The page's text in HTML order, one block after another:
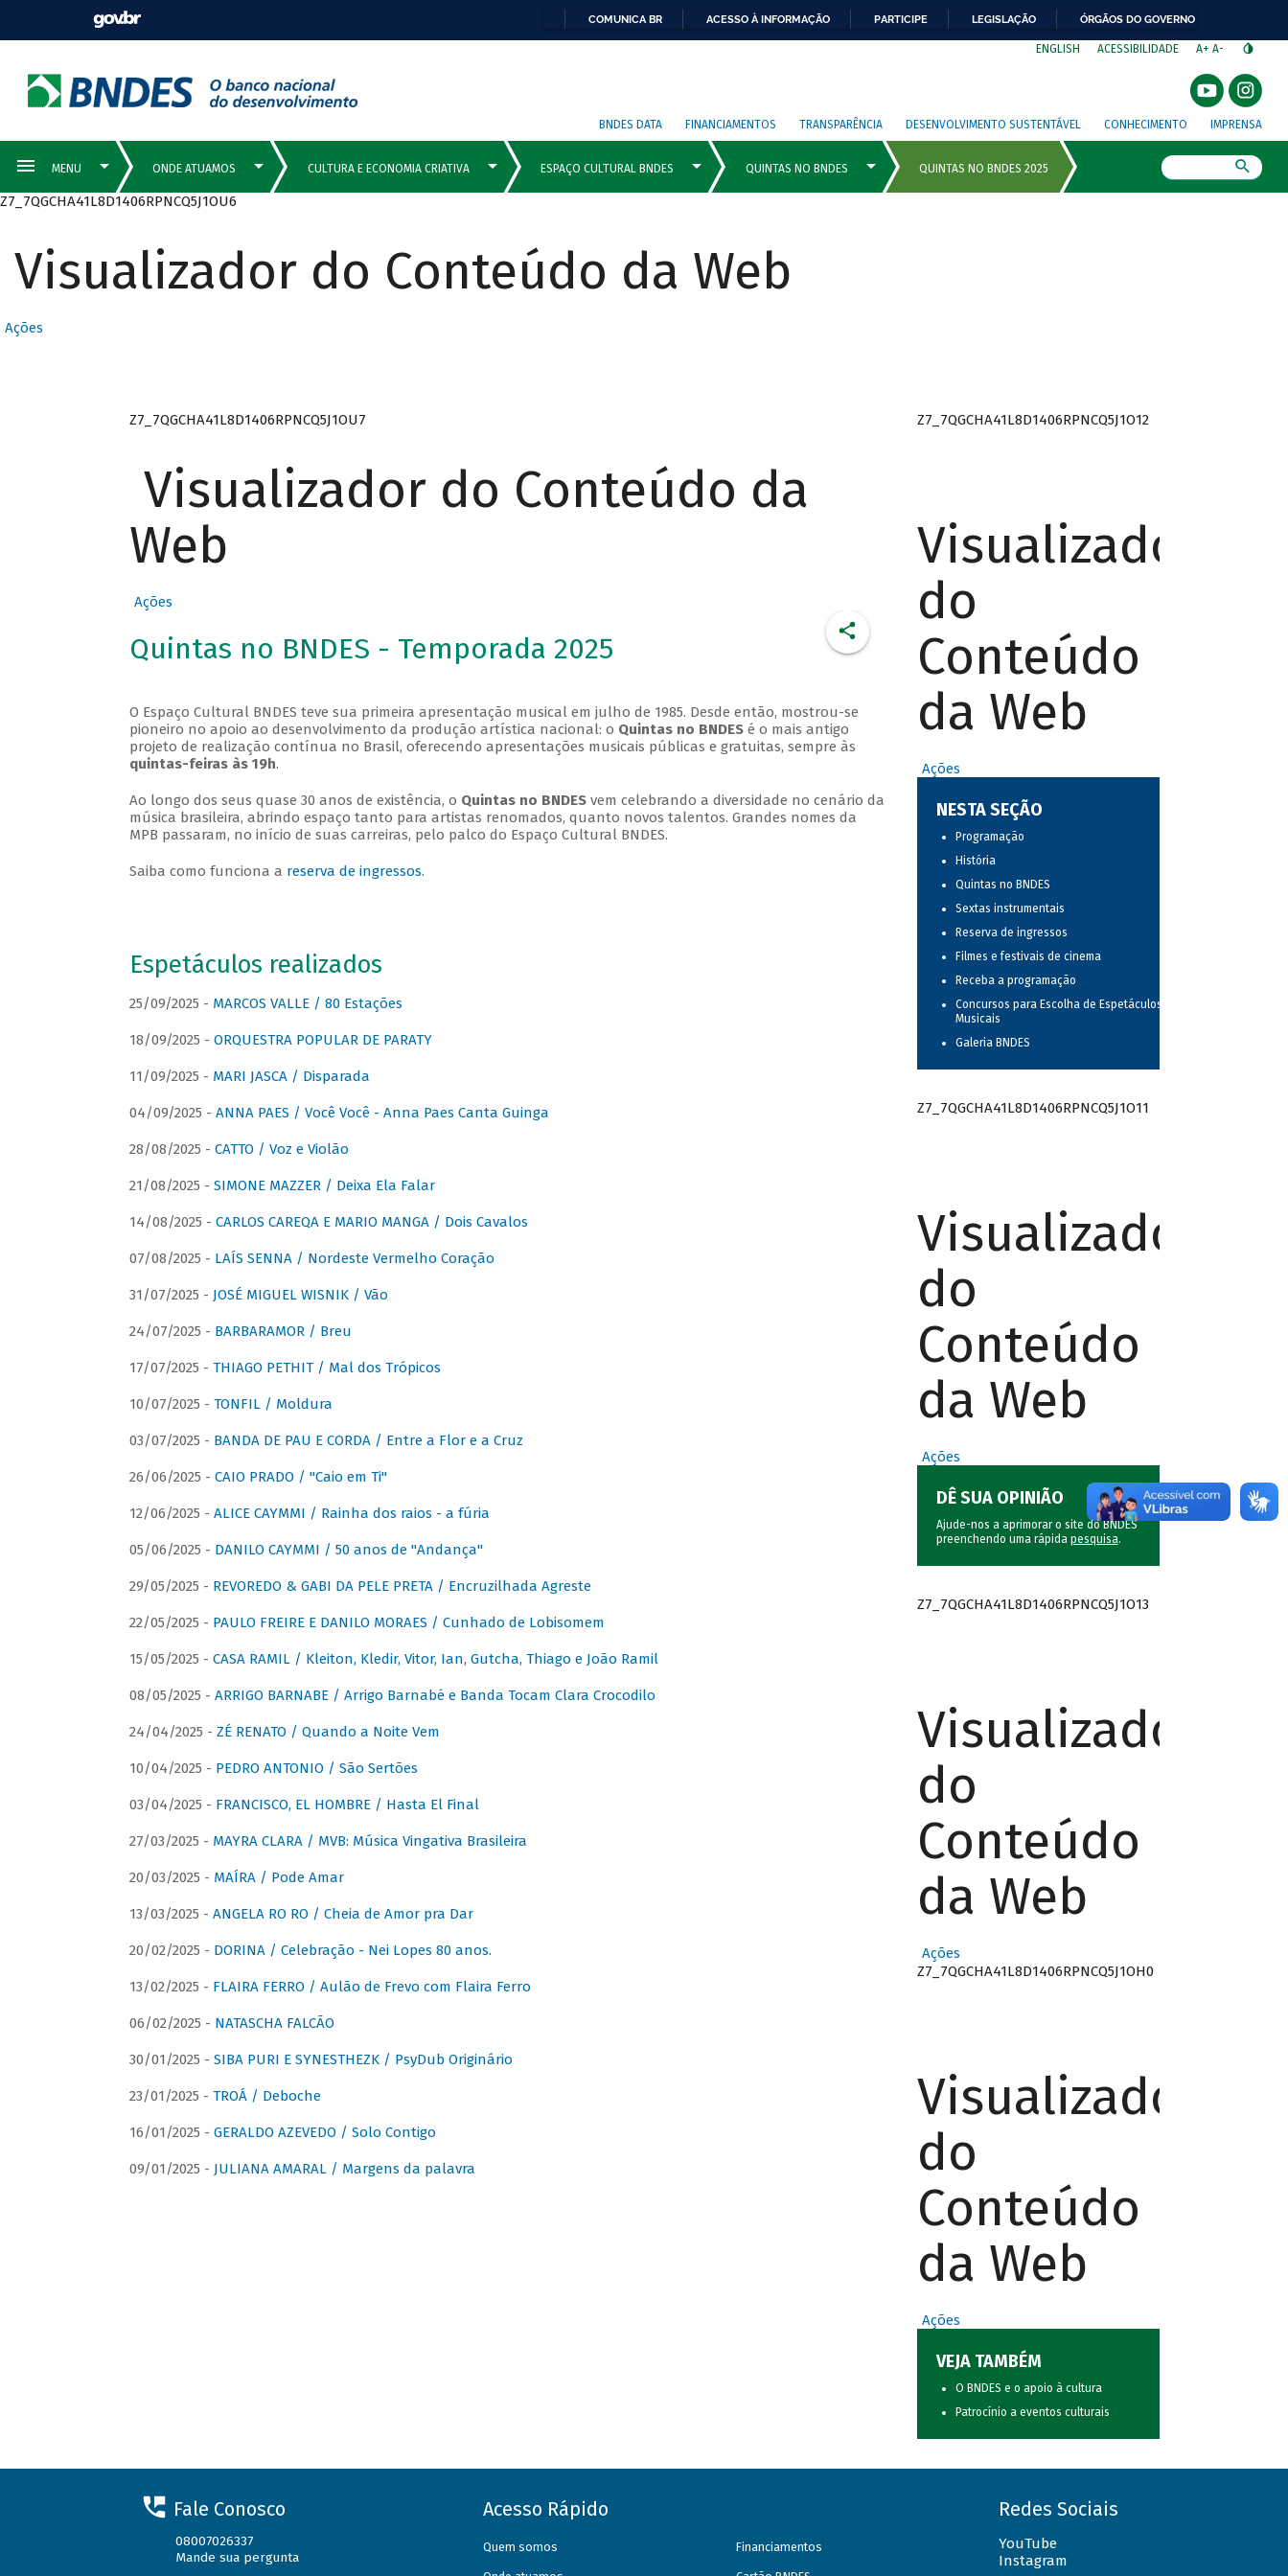
COMUNICA BR ACESSO À INFORMAÇÃO PARTICIPE LEGISLAÇÃO ÓRGÃOS DO GOVERNO
ENGLISH ACESSIBILIDADE A+ A-
BNDES DATA FINANCIAMENTOS TRANSPARÊNCIA DESENVOLVIMENTO SUSTENTÁVEL CONHECIMENTO IMPRENSA
Z7_7QGCHA41L8D1406RPNCQ5J1OU6
Visualizador do Conteúdo da Web
Ações
Z7_7QGCHA41L8D1406RPNCQ5J1OU7
Visualizador do Conteúdo da
Web
Ações
Quintas no BNDES - Temporada 2025
O Espaço Cultural BNDES teve sua primeira apresentação musical em julho de 1985. Desde então, mostrou-se
pioneiro no apoio ao desenvolvimento da produção artística nacional: o Quintas no BNDESé o mais antigo
projeto de realização contínua no Brasil, oferecendo apresentações musicais públicas e gratuitas, sempre às
quintas-feiras às 19h.
Ao longo dos seus quase 30 anos de existência, o Quintas no BNDESvem celebrando a diversidade no cenário da
música brasileira, abrindo espaço tanto para artistas renomados, quanto novos talentos. Grandes nomes da
MPB passaram, no início de suas carreiras, pelo palco do Espaço Cultural BNDES.
Saiba como funciona a reserva de ingressos.
Espetáculos realizados
25/09/2025 - MARCOS VALLE / 80 Estações
18/09/2025 - ORQUESTRA POPULAR DE PARATY
11/09/2025 - MARI JASCA / Disparada
04/09/2025 - ANNA PAES / Você Você - Anna Paes Canta Guinga
28/08/2025 - CATTO / Voz e Violão
21/08/2025 - SIMONE MAZZER / Deixa Ela Falar
14/08/2025 - CARLOS CAREQA E MARIO MANGA / Dois Cavalos
07/08/2025 - LAÍS SENNA / Nordeste Vermelho Coração
31/07/2025 - JOSÉ MIGUEL WISNIK / Vão
24/07/2025 - BARBARAMOR / Breu
17/07/2025 - THIAGO PETHIT / Mal dos Trópicos
10/07/2025 - TONFIL / Moldura
03/07/2025 - BANDA DE PAU E CORDA / Entre a Flor e a Cruz
26/06/2025 - CAIO PRADO / "Caio em Ti"
12/06/2025 - ALICE CAYMMI / Rainha dos raios - a fúria
05/06/2025 - DANILO CAYMMI / 50 anos de "Andança"
29/05/2025 - REVOREDO & GABI DA PELE PRETA / Encruzilhada Agreste
22/05/2025 - PAULO FREIRE E DANILO MORAES / Cunhado de Lobisomem
15/05/2025 - CASA RAMIL / Kleiton, Kledir, Vitor, Ian, Gutcha, Thiago e João Ramil
08/05/2025 - ARRIGO BARNABE / Arrigo Barnabé e Banda Tocam Clara Crocodilo
24/04/2025 - ZÉ RENATO / Quando a Noite Vem
10/04/2025 - PEDRO ANTONIO / São Sertões
03/04/2025 - FRANCISCO, EL HOMBRE / Hasta El Final
27/03/2025 - MAYRA CLARA / MVB: Música Vingativa Brasileira
20/03/2025 - MAÍRA / Pode Amar
13/03/2025 - ANGELA RO RO / Cheia de Amor pra Dar
20/02/2025 - DORINA / Celebração - Nei Lopes 80 anos.
13/02/2025 - FLAIRA FERRO / Aulão de Frevo com Flaira Ferro
06/02/2025 - NATASCHA FALCÃO
30/01/2025 - SIBA PURI E SYNESTHEZK / PsyDub Originário
23/01/2025 - TROÁ / Deboche
16/01/2025 - GERALDO AZEVEDO / Solo Contigo
09/01/2025 - JULIANA AMARAL / Margens da palavra
Z7_7QGCHA41L8D1406RPNCQ5J1O12
Visualizador
do
Conteúdo
da Web
Ações
NESTA SEÇÃO
Programação
História
Quintas no BNDES
Sextas instrumentais
Reserva de ingressos
Filmes e festivais de cinema
Receba a programação
Concursos para Escolha de Espetáculos
Musicais
Galeria BNDES
Z7_7QGCHA41L8D1406RPNCQ5J1O11
Visualizador
do
Conteúdo
da Web
Ações
DÊ SUA OPINIÃO
Ajude-nos a aprimorar o site do BNDES
preenchendo uma rápida pesquisa.
Z7_7QGCHA41L8D1406RPNCQ5J1O13
Visualizador
do
Conteúdo
da Web
Ações
Z7_7QGCHA41L8D1406RPNCQ5J1OH0
Visualizador
do
Conteúdo
da Web
Ações
VEJA TAMBÉM
O BNDES e o apoio à cultura
Patrocínio a eventos culturais
Fale Conosco
08007026337
Mande sua pergunta
Acesso Rápido
Quem somos Financiamentos
Redes Sociais
YouTube
Instagram